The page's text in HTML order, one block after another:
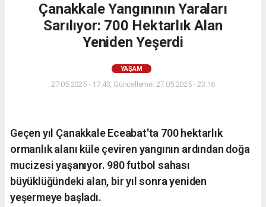
Çanakkale Yangınının Yaraları
Sarılıyor: 700 Hektarlık Alan
Yeniden Yeşerdi
YAŞAM
27.05.2025 - 17:43, Güncelleme: 27.05.2025 - 23:16
Geçen yıl Çanakkale Eceabat'ta 700 hektarlık
ormanlık alanı küle çeviren yangının ardından doğa
mucizesi yaşanıyor. 980 futbol sahası
büyüklüğündeki alan, bir yıl sonra yeniden
yeşermeye başladı.